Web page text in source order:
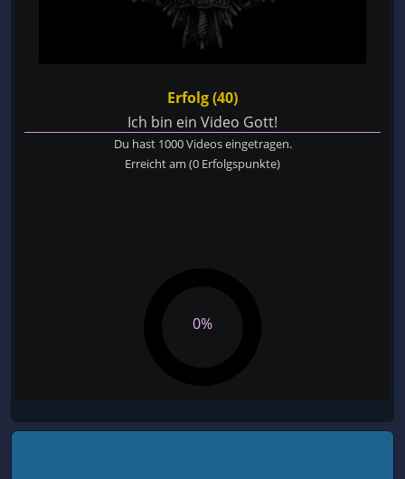
Erfolg (40)
Ich bin ein Video Gott!
Du hast 1000 Videos eingetragen.
Erreicht am (0 Erfolgspunkte)
0%